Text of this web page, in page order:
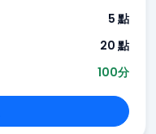
5 點
20 點
100分